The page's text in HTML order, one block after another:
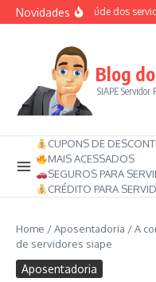
Ir para o conteúdo
NovidadesAuxílio-saúde dos
Blog
SIAPE Servidor
CUPONS DE
MAIS ACESSADOS
SEGUROS PARA
CRÉDITO PARA
Home /Aposentadoria /A
de servidores siape
Aposentadoria